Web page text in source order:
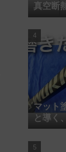
真空断
マット
と導く